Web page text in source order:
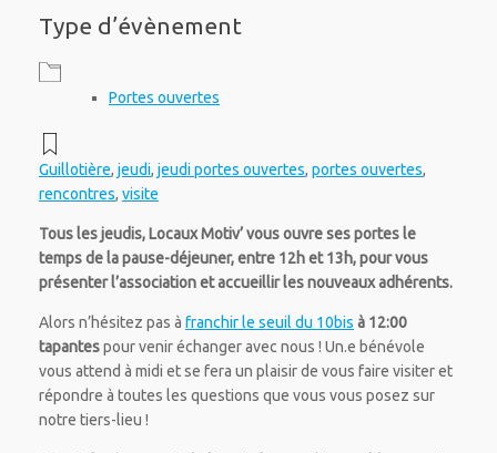
Type d’évènement
Portes ouvertes
Guillotière, jeudi, jeudi portes ouvertes, portes ouvertes,
rencontres, visite
Tous les jeudis, Locaux Motiv’ vous ouvre ses portes le
temps de la pause-déjeuner, entre 12h et 13h, pour vous
présenter l’association et accueillir les nouveaux adhérents.
Alors n’hésitez pas à franchir le seuil du 10bis à 12:00
tapantespour venir échanger avec nous ! Un.e bénévole
vous attend à midi et se fera un plaisir de vous faire visiter et
répondre à toutes les questions que vous vous posez sur
notre tiers-lieu !